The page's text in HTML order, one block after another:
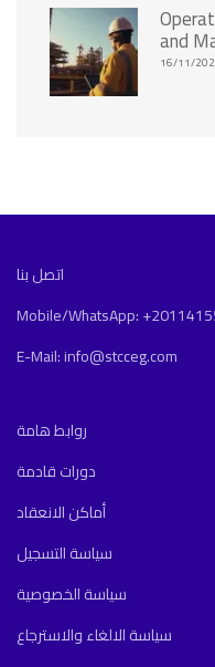
and
16/11/
اتصل بنا
Mobile/WhatsApp:
E-Mail: info@stcceg.com
روابط هامة
دورات قادمة
أماكن الانعقاد
سياسة التسجيل
سياسة الخصوصية
سياسة الالغاء والاسترجاع